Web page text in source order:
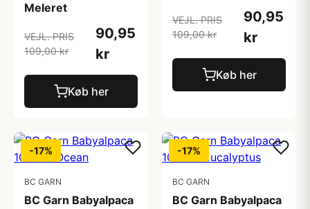
Meleret
VEJL. PRIS
109,00 kr
90,95
kr
Køb her
VEJL. PRIS
109,00 kr
90,95
kr
Køb her
-17%
BC GARN
BC Garn Babyalpaca
-17%
BC GARN
BC Garn Babyalpaca